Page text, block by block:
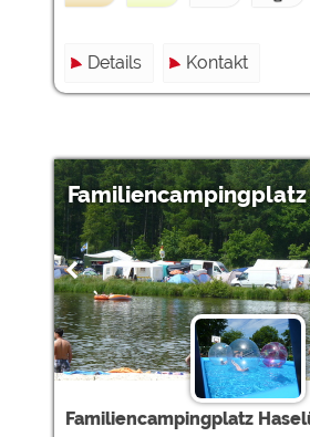
Details Kontakt
Familiencampingplatz
Google reCAPTCHA (Formulare)
Google Analytics https://
Marketing
Google Ads
https://
Google AdSense
https://
Google Remarketing
https://
Die Cookieeinstellungen können
über "COOKIES" geändert werden!